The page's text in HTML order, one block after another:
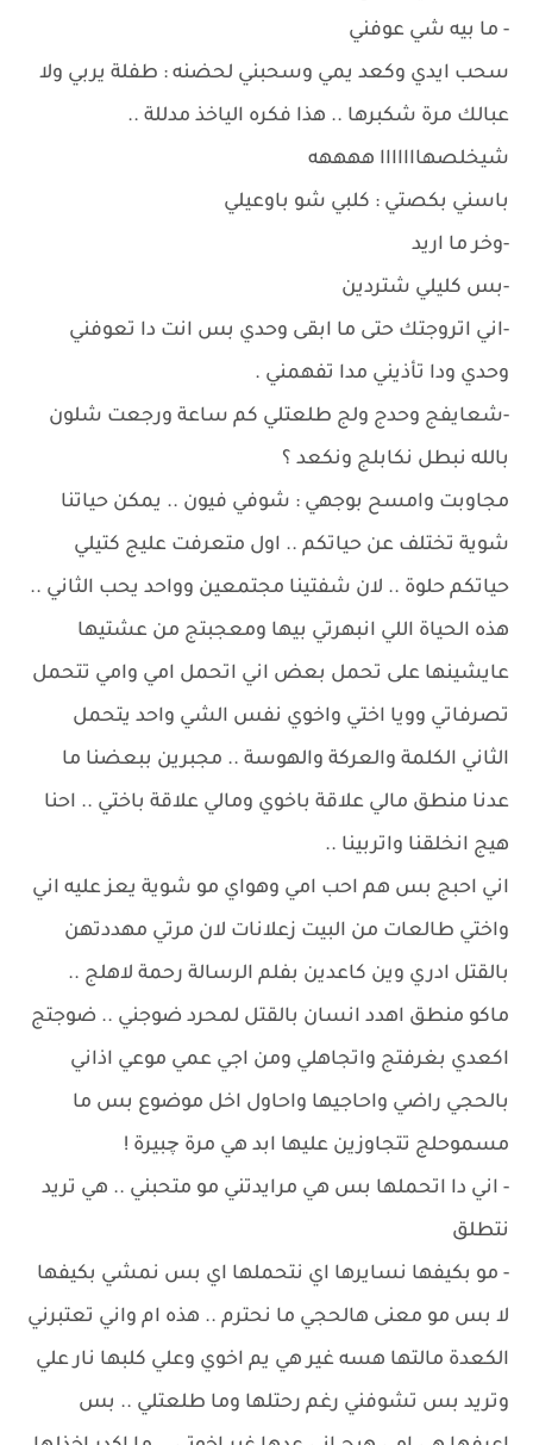
- ما بيه شي عوفني
سحب ايدي وكعد يمي وسحبني لحضنه : طفلة يربي ولا
عبالك مرة شكبرها .. هذا فكره الياخذ مدللة ..
شيخلصهااااااا ههههه
باسني بكصتي : كلبي شو باوعيلي
-وخر ما اريد
-بس كليلي شتردين
-اني اتروجتك حتى ما ابقى وحدي بس انت دا تعوفني
وحدي ودا تأذيني مدا تفهمني .
-شعايفج وحدج ولج طلعتلي كم ساعة ورجعت شلون
بالله نبطل نكابلج ونكعد ؟
مجاوبت وامسح بوجهي : شوفي فيون .. يمكن حياتنا
شوية تختلف عن حياتكم .. اول متعرفت عليج كتيلي
حياتكم حلوة .. لان شفتينا مجتمعين وواحد يحب الثاني ..
هذه الحياة اللي انبهرتي بيها ومعجبتج من عشتيها
عايشينها على تحمل بعض اني اتحمل امي وامي تتحمل
تصرفاتي وويا اختي واخوي نفس الشي واحد يتحمل
الثاني الكلمة والعركة والهوسة .. مجبرين ببعضنا ما
عدنا منطق مالي علاقة باخوي ومالي علاقة باختي .. احنا
هيج انخلقنا واتربينا ..
اني احبج بس هم احب امي وهواي مو شوية يعز عليه اني
واختي طالعات من البيت زعلانات لان مرتي مهددتهن
بالقتل ادري وين كاعدين بفلم الرسالة رحمة لاهلج ..
ماكو منطق اهدد انسان بالقتل لمحرد ضوجني .. ضوجتج
اكعدي بغرفتج واتجاهلي ومن اجي عمي موعي اذاني
بالحجي راضي واحاجيها واحاول اخل موضوع بس ما
مسموحلج تتجاوزين عليها ابد هي مرة چبيرة !
- اني دا اتحملها بس هي مرايدتني مو متحبني .. هي تريد
نتطلق
- مو بكيفها نسايرها اي نتحملها اي بس نمشي بكيفها
لا بس مو معنى هالحجي ما نحترم .. هذه ام واني تعتبرني
الكعدة مالتها هسه غير هي يم اخوي وعلي كلبها نار علي
وتريد بس تشوفني رغم رحتلها وما طلعتلي .. بس